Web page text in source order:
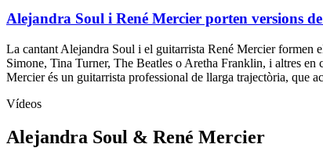
Alejandra Soul i René Mercier porten versions
La cantant Alejandra Soul i el guitarrista René Mercier formen
Simone, Tina Turner, The Beatles o Aretha Franklin, i altres
Mercier és un guitarrista professional de llarga trajectòria, que
Vídeos
Alejandra Soul & René Mercier